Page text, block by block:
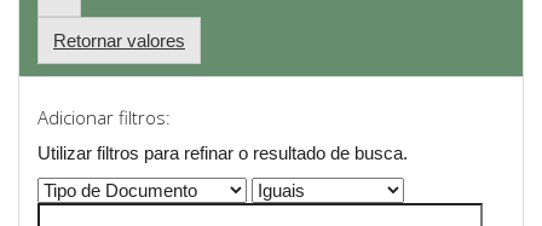
Retornar valores
Adicionar filtros:
Utilizar filtros para refinar o resultado de busca.